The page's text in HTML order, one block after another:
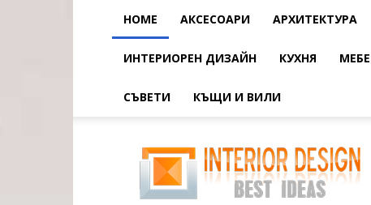
HOME АКСЕСОАРИ АРХИТЕКТУРА
ИНТЕРИОРЕН ДИЗАЙН КУХНЯ
СЪВЕТИ КЪЩИ И ВИЛИ
да
спестите
място
в
коридора